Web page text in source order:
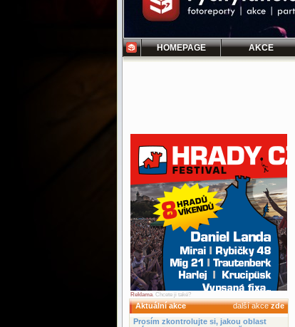
HOMEPAGE AKCE
Reklama. Chcete ji také?
Aktuální akce další akcezde
Prosím zkontrolujte si, jakou oblast